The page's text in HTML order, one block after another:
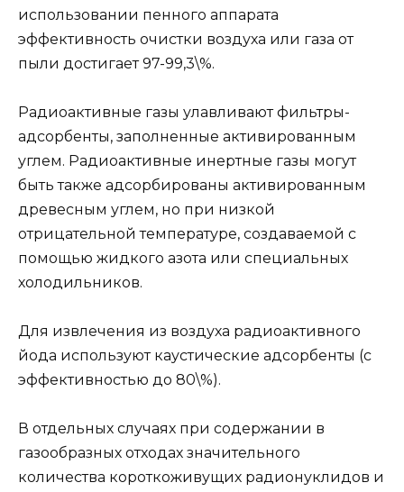
использовании пенного аппарата
эффективность очистки воздуха или газа от
пыли достигает 97-99,3\%.
Радиоактивные газы улавливают фильтры-
адсорбенты, заполненные активированным
углем. Радиоактивные инертные газы могут
быть также адсорбированы активированным
древесным углем, но при низкой
отрицательной температуре, создаваемой с
помощью жидкого азота или специальных
холодильников.
Для извлечения из воздуха радиоактивного
йода используют каустические адсорбенты (с
эффективностью до 80\%).
В отдельных случаях при содержании в
газообразных отходах значительного
количества короткоживущих радионуклидов и